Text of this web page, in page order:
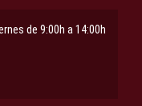
de 9:00h a 14:00h